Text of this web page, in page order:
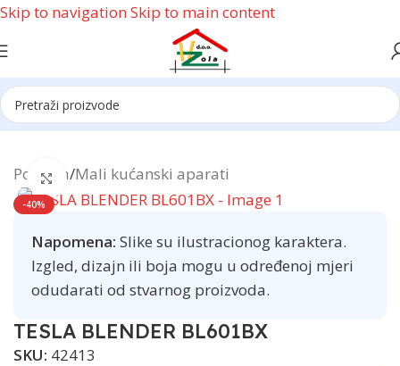
Skip to navigation Skip to main content
Reklama
Početna/Mali kućanski aparati
-40%
Click to enlarge
Napomena: Slike su ilustracionog karaktera.
Izgled, dizajn ili boja mogu u određenoj mjeri
odudarati od stvarnog proizvoda.
TESLA BLENDER BL601BX
SKU: 42413